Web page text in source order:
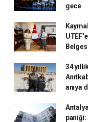
gece
34
anıya
paniği: